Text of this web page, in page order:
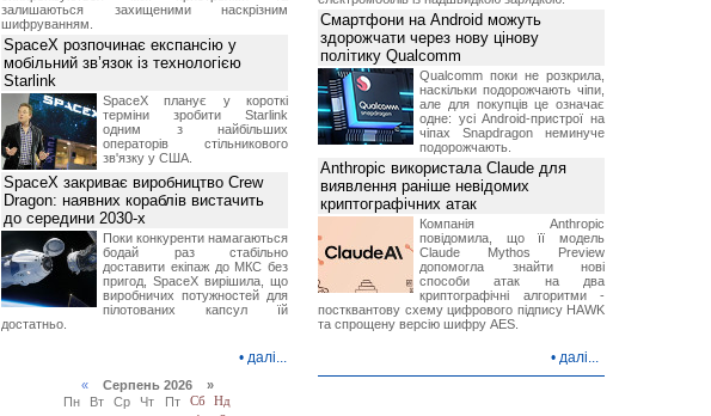
залишаються захищеними наскрізним
шифруванням.
SpaceX розпочинає експансію у
мобільний зв’язок із технологією
Starlink
SpaceX планує у короткі
терміни зробити Starlink
одним з найбільших
операторів стільникового
зв'язку у США.
SpaceX закриває виробництво Crew
Dragon: наявних кораблів вистачить
до середини 2030-х
Поки конкуренти намагаються
бодай раз стабільно
доставити екіпаж до МКС без
пригод, SpaceX вирішила, що
виробничих потужностей для
пілотованих капсул їй
достатньо.
• далі...
«Серпень 2026 »
Пн
Вт Ср Чт Пт Сб
Нд
Смартфони на Android можуть
здорожчати через нову цінову
політику Qualcomm
Qualcomm поки не розкрила,
наскільки подорожчають чіпи,
але для покупців це означає
одне: усі Android-пристрої на
чіпах Snapdragon неминуче
подорожчають.
Anthropic використала Claude для
виявлення раніше невідомих
криптографічних атак
Компанія Anthropic
повідомила, що її модель
Claude Mythos Preview
допомогла знайти нові
способи атак на два
криптографічні алгоритми -
постквантову схему цифрового підпису HAWK
та спрощену версію шифру AES.
• далі...